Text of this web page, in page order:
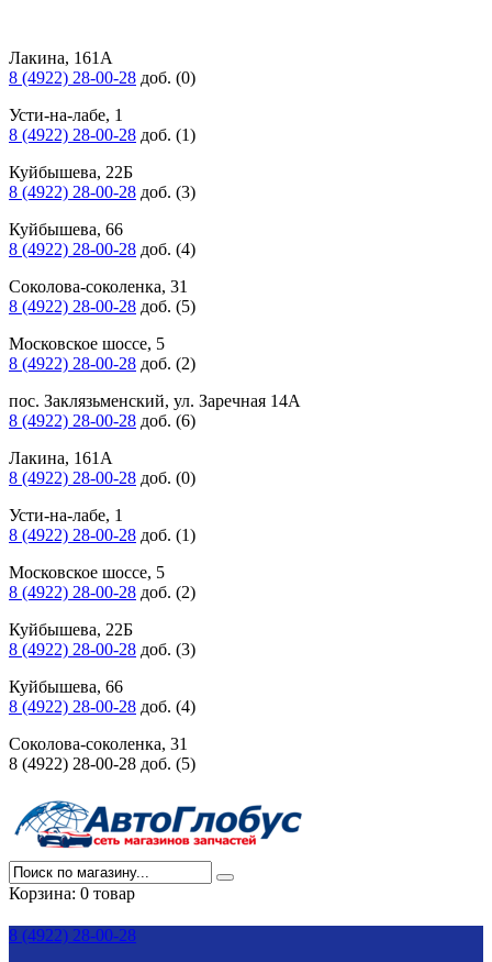
Лакина, 161А
8 (4922) 28-00-28 доб. (0)
Усти-на-лабе, 1
8 (4922) 28-00-28 доб. (1)
Куйбышева, 22Б
8 (4922) 28-00-28 доб. (3)
Куйбышева, 66
8 (4922) 28-00-28 доб. (4)
Соколова-соколенка, 31
8 (4922) 28-00-28 доб. (5)
Московское шоссе, 5
8 (4922) 28-00-28 доб. (2)
пос. Заклязьменский, ул. Заречная 14А
8 (4922) 28-00-28 доб. (6)
Лакина, 161А
8 (4922) 28-00-28 доб. (0)
Усти-на-лабе, 1
8 (4922) 28-00-28 доб. (1)
Московское шоссе, 5
8 (4922) 28-00-28 доб. (2)
Куйбышева, 22Б
8 (4922) 28-00-28 доб. (3)
Куйбышева, 66
8 (4922) 28-00-28 доб. (4)
Соколова-соколенка, 31
8 (4922) 28-00-28 доб. (5)
Корзина: 0 товар
8 (4922) 28-00-28